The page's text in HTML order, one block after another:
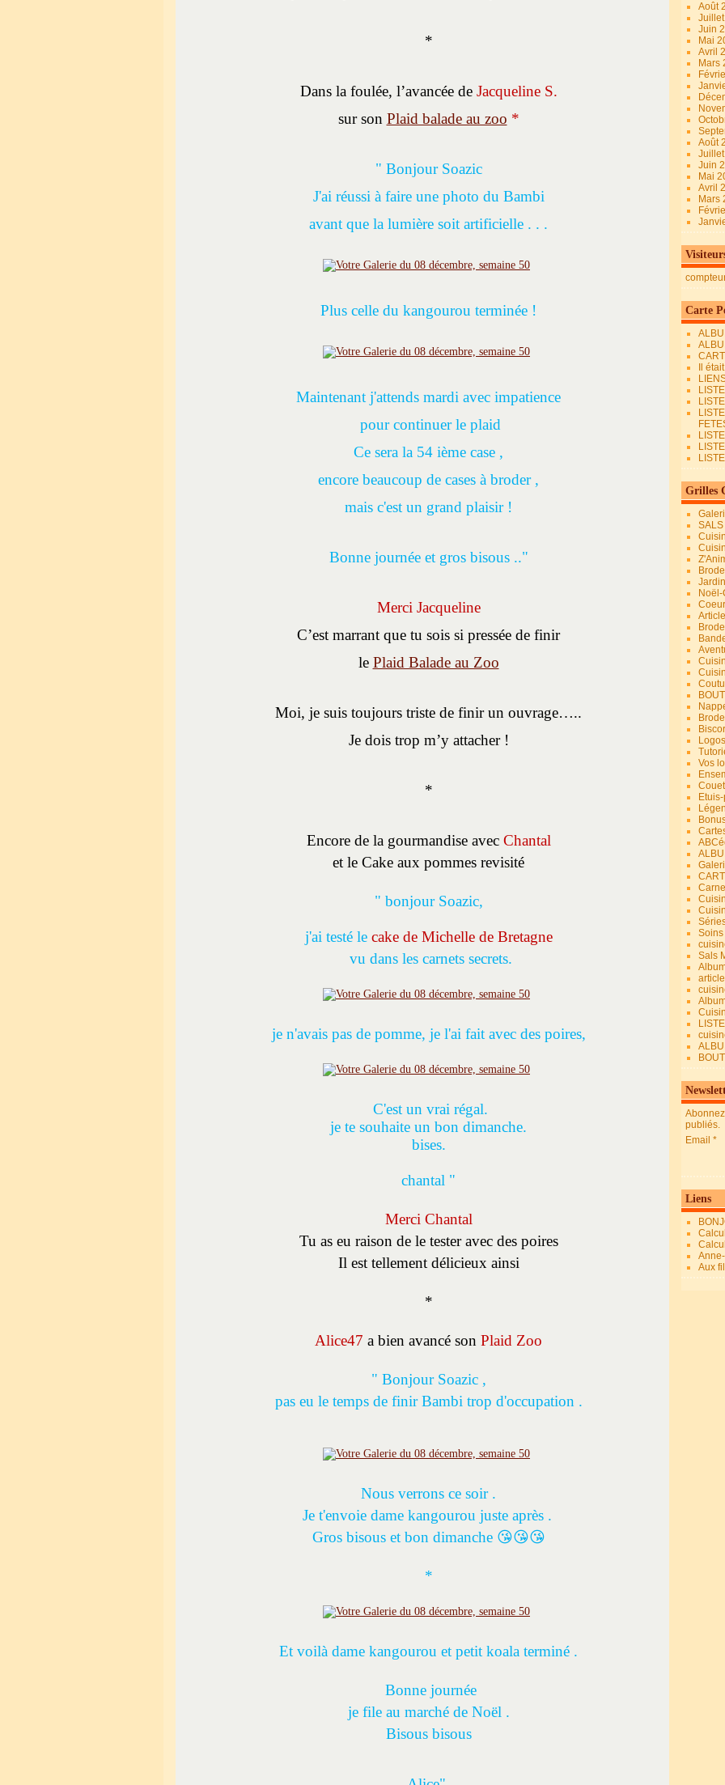
*
Dans la foulée, l’avancée deJacqueline S.
sur son Plaid balade au zoo *
" Bonjour Soazic
J'ai réussi à faire une photo du Bambi
avant que la lumière soit artificielle . . .
Plus celle du kangourou terminée !
Maintenant j'attends mardi avec impatience
pour continuer le plaid
Ce sera la 54 ième case ,
encore beaucoup de cases à broder ,
mais c'est un grand plaisir !
Bonne journée et gros bisous .."
Merci Jacqueline
C’est marrant que tu sois si pressée de finir
le Plaid Balade au Zoo
Moi, je suis toujours triste de finir un ouvrage…..
Je dois trop m’y attacher !
*
Encore de la gourmandise avec Chantal
et le Cake aux pommes revisité
" bonjour Soazic,
j'ai testé le cake de Michelle de Bretagne
vu dans les carnets secrets.
je n'avais pas de pomme, je l'ai fait avec des poires,
C'est un vrai régal.
je te souhaite un bon dimanche.
bises.
chantal "
Merci Chantal
Tu as eu raison de le tester avec des poires
Il est tellement délicieux ainsi
*
Alice47 a bien avancé son Plaid Zoo
" Bonjour Soazic ,
pas eu le temps de finir Bambi trop d'occupation .
Nous verrons ce soir .
Je t'envoie dame kangourou juste après .
Gros bisous et bon dimanche 😘😘😘
*
Et voilà dame kangourou et petit koala terminé .
Bonne journée
je file au marché de Noël .
Bisous bisous
Août
Juin
Mai
Avril
Mars
Août
Juin
Mai
Avril
Mars
Carte
Il
Grilles
Vos
Sals
article
publiés.
Email
Liens
Aux